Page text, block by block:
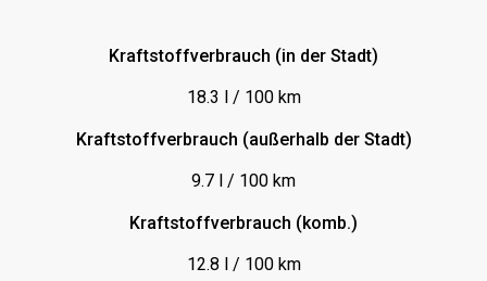
Kopfstützen vornKraftstoffverbrauch (in der Stadt)
18.3 l / 100 km
Kraftstoffverbrauch (außerhalb der Stadt)
9.7 l / 100 km
Kraftstoffverbrauch (komb.)
12.8 l / 100 km